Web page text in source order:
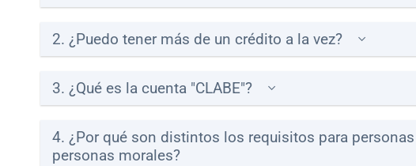
2. ¿Puedo tener más de un crédito a la vez?
3. ¿Qué es la cuenta "CLABE"?
4. ¿Por qué son distintos los requisitos para
personas morales?